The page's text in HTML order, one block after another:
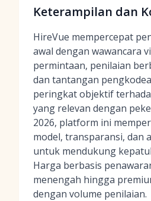
Keterampilan dan
HireVue mempercepat
awal dengan wawancara
permintaan, penilaian
dan tantangan
peringkat objektif
yang relevan dengan
2026, platform ini
model, transparansi, dan
untuk mendukung
Harga berbasis
menengah hingga
dengan volume penilaian.